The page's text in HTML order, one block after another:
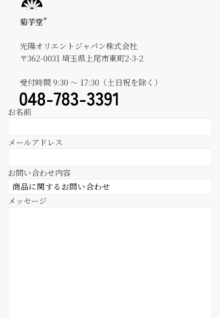
菊芋堂®
光陽オリエントジャパン株式会社
〒362-0031 埼玉県上尾市東町2-3-2
受付時間 9:30 ～ 17:30（土日祝を除く）
お名前
メールアドレス
お問い合わせ内容
メッセージ